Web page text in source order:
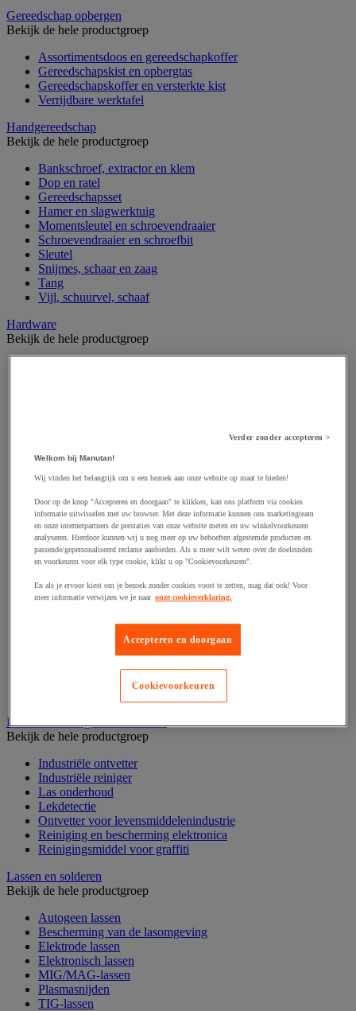
Gereedschap opbergen
Bekijk de hele productgroep
Assortimentsdoos en gereedschapkoffer
Gereedschapskist en opbergtas
Gereedschapskoffer en versterkte kist
Verrijdbare werktafel
Handgereedschap
Bekijk de hele productgroep
Bankschroef, extractor en klem
Dop en ratel
Gereedschapsset
Hamer en slagwerktuig
Momentsleutel en schroevendraaier
Schroevendraaier en schroefbit
Sleutel
Snijmes, schaar en zaag
Tang
Vijl, schuurvel, schaaf
Hardware
Bekijk de hele productgroep
Draadstift
Haak en schroefoog
Ketting en trekkoord
Moer
Nagel en blindklinktang
Plug en pin
Punten, spijkers en nieten
Regelvoet
Ring
Scharnierpen, -strip en geheng
Sluitknop en handgreep
Industrieel reinigen en ontvetten
Bekijk de hele productgroep
Industriële ontvetter
Industriële reiniger
Las onderhoud
Lekdetectie
Ontvetter voor levensmiddelenindustrie
Reiniging en bescherming elektronica
Reinigingsmiddel voor graffiti
Lassen en solderen
Bekijk de hele productgroep
Autogeen lassen
Bescherming van de lasomgeving
Elektrode lassen
Elektronisch lassen
MIG/MAG-lassen
Plasmasnijden
TIG-lassen
Verder zonder accepteren >
Welkom bij Manutan!
Wij vinden het belangrijk om u een bezoek aan onze website op maat te bieden!
Door op de knop "Accepteren en doorgaan" te klikken, kan ons platform via cookies
informatie uitwisselen met uw browser. Met deze informatie kunnen ons marketingteam
en onze internetpartners de prestaties van onze website meten en uw winkelvoorkeuren
analyseren. Hierdoor kunnen wij u nog meer op uw behoeften afgestemde producten en
passende/gepersonaliseerd reclame aanbieden. Als u meer wilt weten over de doeleinden
en voorkeuren voor elk type cookie, klikt u op "Cookievoorkeuren".
En als je ervoor kiest om je bezoek zonder cookies voort te zetten, mag dat ook! Voor
meer informatie verwijzen we je naar onze cookieverklaring.
Accepteren en doorgaan
Cookievoorkeuren